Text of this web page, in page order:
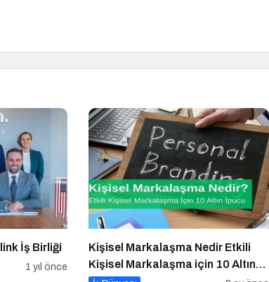
İş Birliği
1 yıl önce
Kişisel Markalaşma Nedir Etkili
Kişisel Markalaşma için 10 Altın